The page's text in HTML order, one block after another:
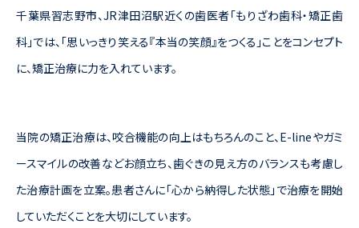
千葉県習志野市、JR津田沼駅近くの歯医者「もりざわ歯科・矯正歯
科」では、「思いっきり笑える『本当の笑顔』をつくる」ことをコンセプト
に、矯正治療に力を入れています。
当院の矯正治療は、咬合機能の向上はもちろんのこと、E-lineやガミ
ースマイルの改善などお顔立ち、歯ぐきの見え方のバランスも考慮し
た治療計画を立案。患者さんに「心から納得した状態」で治療を開始
していただくことを大切にしています。